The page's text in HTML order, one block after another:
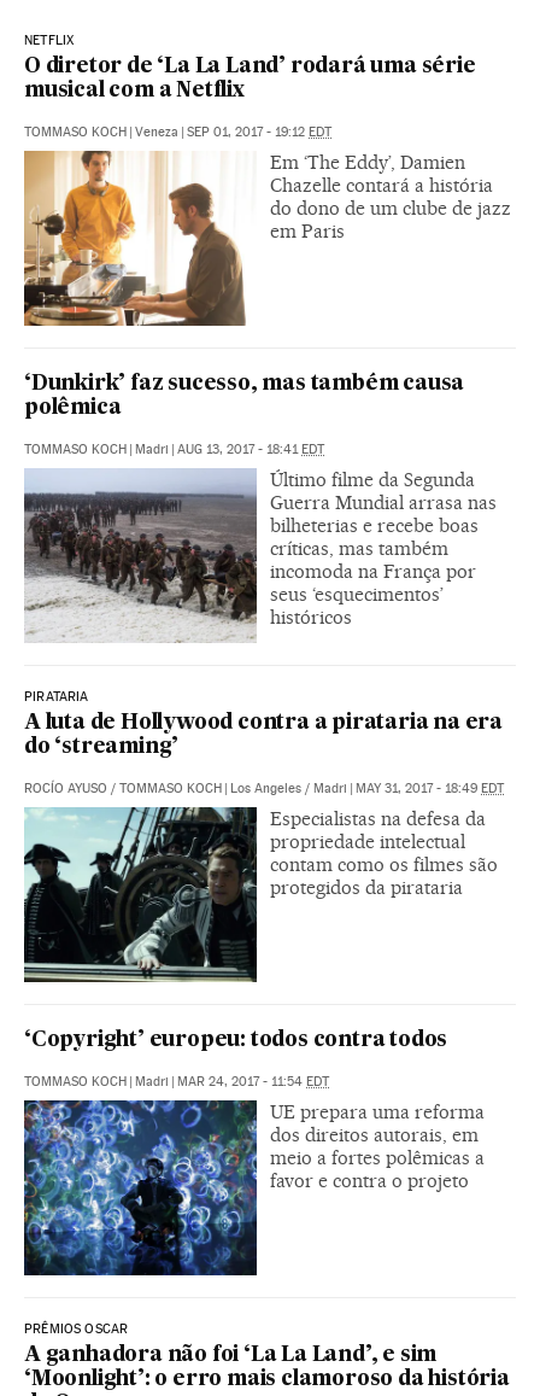
NETFLIX
O diretor de ‘La La Land’ rodará uma série
musical com a Netflix
TOMMASO KOCH | Veneza | SEP 01, 2017 - 19:12 EDT
Em ‘The Eddy’, Damien
Chazelle contará a história
do dono de um clube de jazz
em Paris
‘Dunkirk’ faz sucesso, mas também causa
polêmica
TOMMASO KOCH | Madri | AUG 13, 2017 - 18:41EDT
Último filme da Segunda
Guerra Mundial arrasa nas
bilheterias e recebe boas
críticas, mas também
incomoda na França por
seus ‘esquecimentos’
históricos
PIRATARIA
A luta de Hollywood contra a pirataria na era
do ‘streaming’
ROCÍO AYUSO / TOMMASO KOCH | Los Angeles / Madri | MAY 31, 2017 - 18:49 EDT
Especialistas na defesa da
propriedade intelectual
contam como os filmes são
protegidos da pirataria
‘Copyright’ europeu: todos contra todos
TOMMASO KOCH | Madri | MAR 24, 2017 - 11:54 EDT
UE prepara uma reforma
dos direitos autorais, em
meio a fortes polêmicas a
favor e contra o projeto
PRÊMIOS OSCAR
A ganhadora não foi ‘La La Land’, e sim
‘Moonlight’: o erro mais clamoroso da história